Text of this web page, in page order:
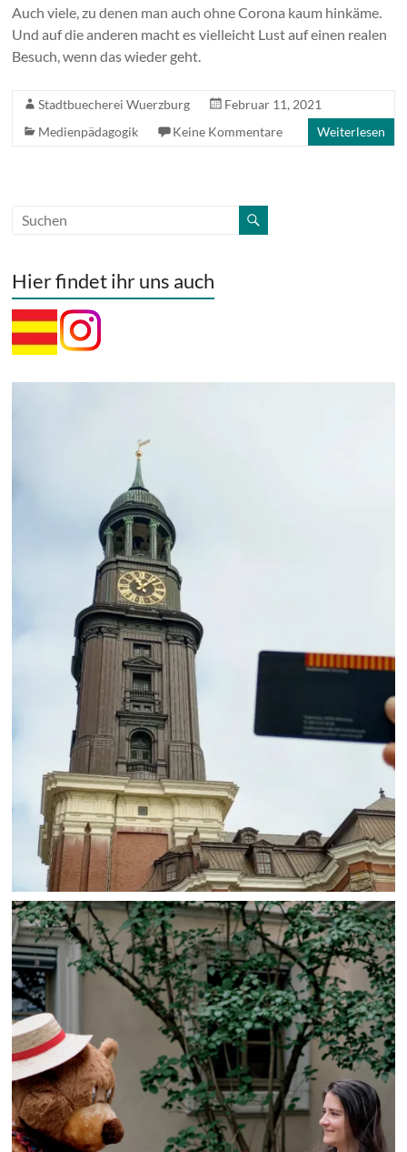
Auch viele, zu denen man auch ohne Corona kaum hinkäme.
Und auf die anderen macht es vielleicht Lust auf einen realen
Besuch, wenn das wieder geht.
Stadtbuecherei Wuerzburg
Februar 11, 2021
Medienpädagogik
Keine Kommentare Weiterlesen
Hier findet ihr uns auch